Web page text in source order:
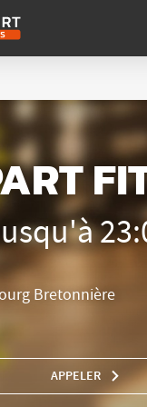
Bretonnière
APPELERAFFICHER